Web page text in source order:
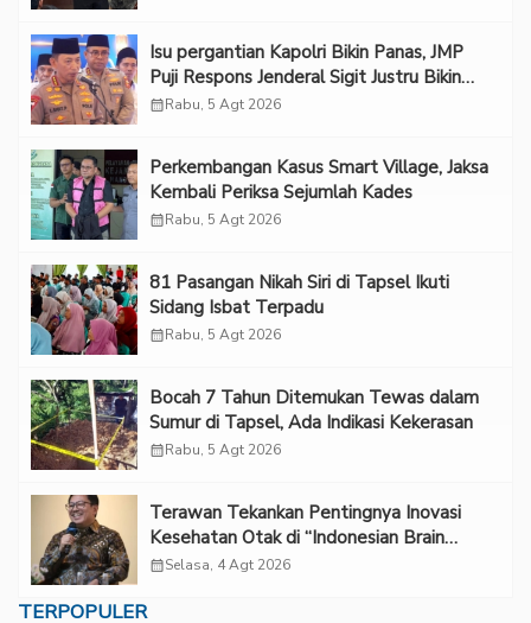
Isu pergantian Kapolri Bikin Panas, JMP
Puji Respons Jenderal Sigit Justru Bikin
“Adem”
calendar_monthRabu, 5 Agt 2026
Perkembangan Kasus Smart Village, Jaksa
Kembali Periksa Sejumlah Kades
calendar_monthRabu, 5 Agt 2026
81 Pasangan Nikah Siri di Tapsel Ikuti
Sidang Isbat Terpadu
calendar_monthRabu, 5 Agt 2026
Bocah 7 Tahun Ditemukan Tewas dalam
Sumur di Tapsel, Ada Indikasi Kekerasan
calendar_monthRabu, 5 Agt 2026
Terawan Tekankan Pentingnya Inovasi
Kesehatan Otak di “Indonesian Brain
Forum 2026 UPN Veteran Jakarta”
calendar_monthSelasa, 4 Agt 2026
TERPOPULER